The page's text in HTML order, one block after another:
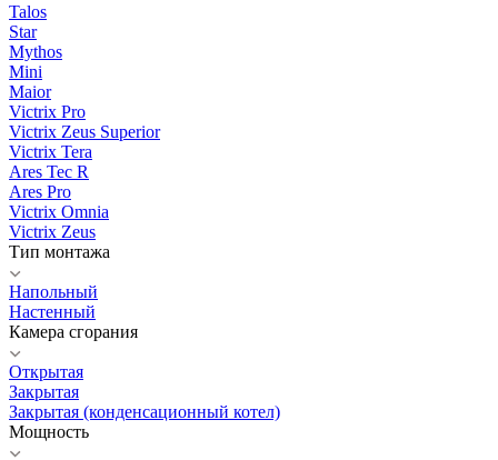
Talos
Star
Mythos
Mini
Maior
Victrix Pro
Victrix Zeus Superior
Victrix Tera
Ares Tec R
Ares Pro
Victrix Omnia
Victrix Zeus
Тип монтажа
Напольный
Настенный
Камера сгорания
Открытая
Закрытая
Закрытая (конденсационный котел)
Мощность